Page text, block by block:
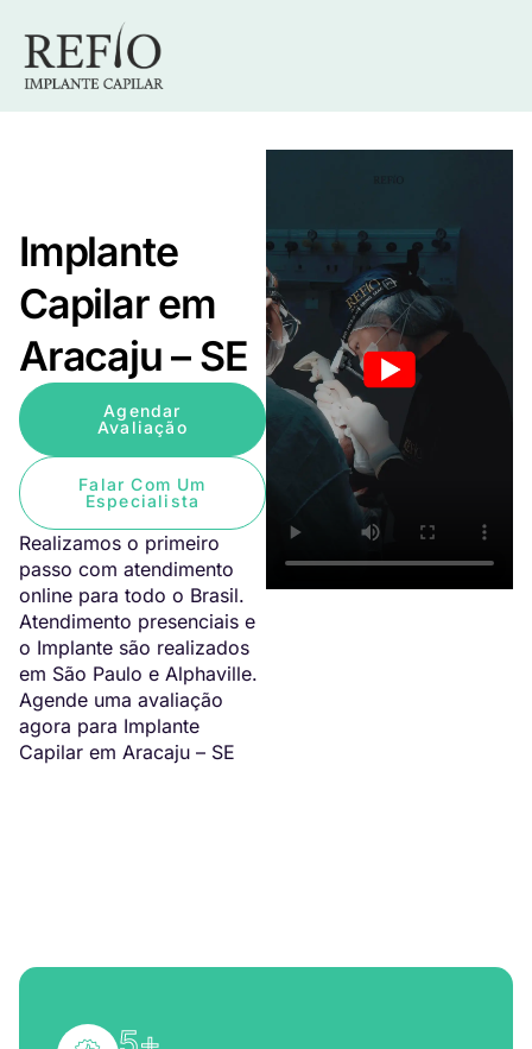
Implante
Capilar em
Aracaju – SE
Agendar
Avaliação
Falar Com Um
Especialista
Realizamos o primeiro
passo com atendimento
online para todo o Brasil.
Atendimento presenciais e
o Implante são realizados
em São Paulo e Alphaville.
Agende uma avaliação
agora para Implante
Capilar em Aracaju – SE